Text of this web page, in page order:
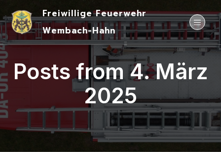
Freiwillige Feuerwehr
Wembach-Hahn
Posts from 4. März
2025